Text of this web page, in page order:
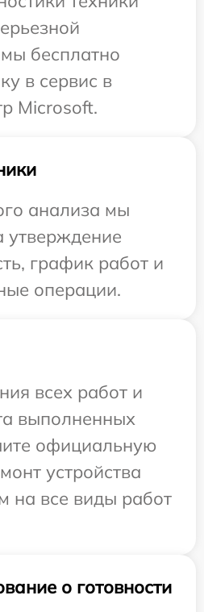
бесплатно
в сервис в
Microsoft.
анализа мы
утверждение
график работ и
операции.
всех работ и
выполненных
официальную
устройства
на все виды работ
о готовности